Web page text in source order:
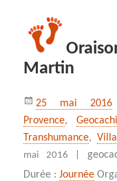
Martin
Publié
le
25 mai 2016
Provence,
Transhumance,
mai 2016 |
Durée :Journée